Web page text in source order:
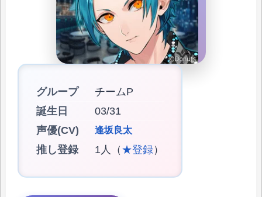
グループ
チームP
誕生日
03/31
声優(CV)
逢坂良太
推し登録 1人（ ★登録）